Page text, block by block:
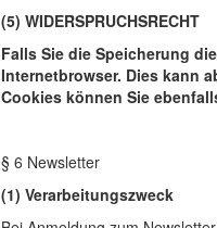
(5) WIDERSPRUCHSRECHT
Falls Sie die Speicherung
Internetbrowser. Dies kann
Cookies können Sie
§ 6 Newsletter
(1) Verarbeitungszweck